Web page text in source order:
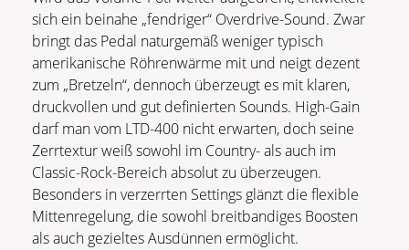
sich ein beinahe „fendriger“ Overdrive-Sound. Zwar
bringt das Pedal naturgemäß weniger typisch
amerikanische Röhrenwärme mit und neigt dezent
zum „Bretzeln“, dennoch überzeugt es mit klaren,
druckvollen und gut definierten Sounds. High-Gain
darf man vom LTD-400 nicht erwarten, doch seine
Zerrtextur weiß sowohl im Country- als auch im
Classic-Rock-Bereich absolut zu überzeugen.
Besonders in verzerrten Settings glänzt die flexible
Mittenregelung, die sowohl breitbandiges Boosten
als auch gezieltes Ausdünnen ermöglicht.